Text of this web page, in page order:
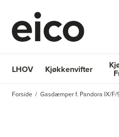
LHOV Kjøkkenvifter
Kjøkkenvifter Kjøl
Forside
Gasdæmper f. Pandora IX/F/